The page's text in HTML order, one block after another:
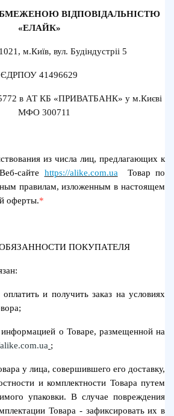
ВІДПОВІДАЛЬНІСТЮ
«ЕЛАЙК»
м.Київ, вул. Будіндустріі 5
ЄДРПОУ 41496629
в АТ КБ «ПРИВАТБАНК» у м.Києві
МФО 300711
из числа лиц, предлагающих к
сайте https://alike.com.ua
Товар по
правилам, изложенным в настоящем
оферты.*
ПОКУПАТЕЛЯ
оплатить и получить заказ на условиях
информацией о Товаре, размещенной на
;
у лица, совершившего его доставку,
и комплектности Товара путем
упаковки. В случае повреждения
Товара - зафиксировать их в